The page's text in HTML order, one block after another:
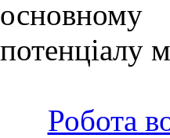
основному
потенціалу
Робота